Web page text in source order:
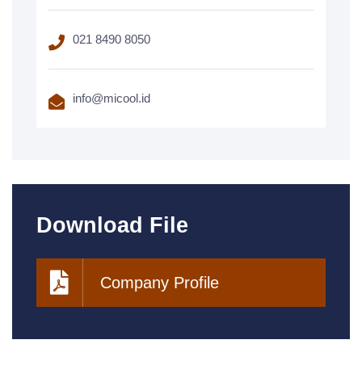
021 8490 8050
info@micool.id
Download File
Company Profile